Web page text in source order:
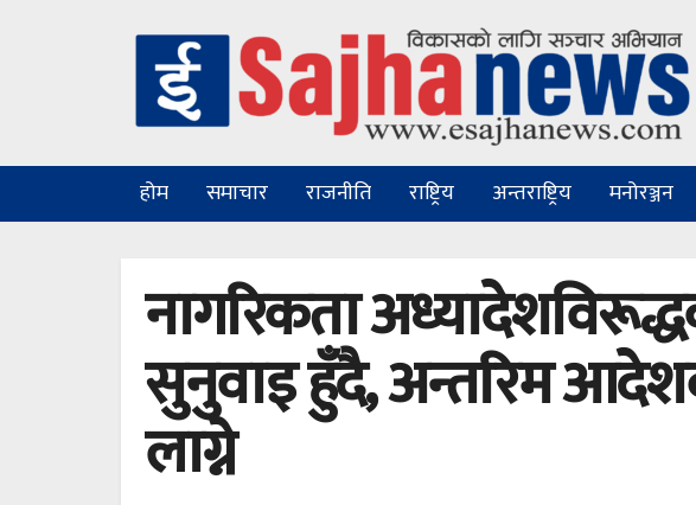
होम समाचार राजनीति राष्ट्रिय अन्तराष्ट्रिय मनोरञ्जन
नागरिकता
सुनुवाइ हुँदै, अन्तरिम
लाग्ने